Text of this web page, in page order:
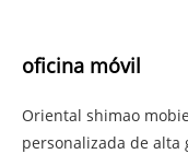
oficina móvil
Oriental shimao
personalizada de alta